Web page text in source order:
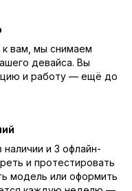
вам, мы снимаем
девайса. Вы
и работу — ещё до
и 3 офлайн-
и протестировать
модель или оформить